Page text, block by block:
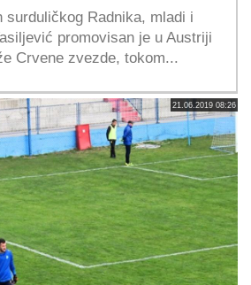
surduličkog Radnika, mladi i
promovisan je u Austriji
Crvene zvezde, tokom...
21.06.2019 08:26